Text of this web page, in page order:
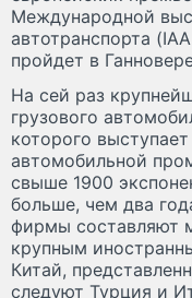
Международной
автотранспорта
пройдет в
На сей раз
грузового
которого
автомобильной
свыше 1900
больше, чем два
фирмы составляют
крупным
Китай,
следуют Турция и